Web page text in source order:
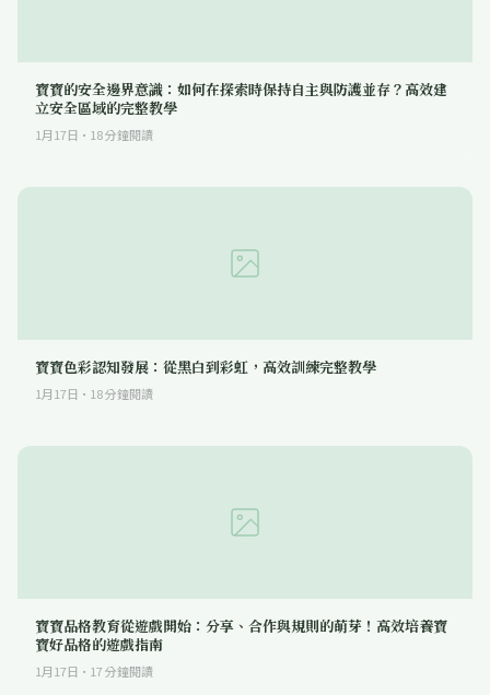
寶寶的安全邊界意識：如何在探索時保持自主與防護並存？高效建
立安全區域的完整教學
1月17日 · 18分鐘閱讀
寶寶色彩認知發展：從黑白到彩虹，高效訓練完整教學
1月17日 · 18分鐘閱讀
寶寶品格教育從遊戲開始：分享、合作與規則的萌芽！高效培養寶
寶好品格的遊戲指南
1月17日 · 17分鐘閱讀